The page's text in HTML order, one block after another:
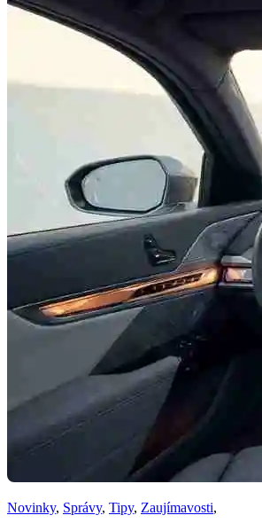
Novinky, Správy, Tipy, Zaujímavosti,